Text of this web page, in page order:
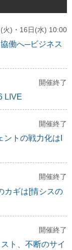
火)・16日(水) 10:00
働へ─ビジネス
開催終了
LIVE
開催終了
ントの戦力化はI
開催終了
カギは[情シスの
開催終了
ト、不断のサイ